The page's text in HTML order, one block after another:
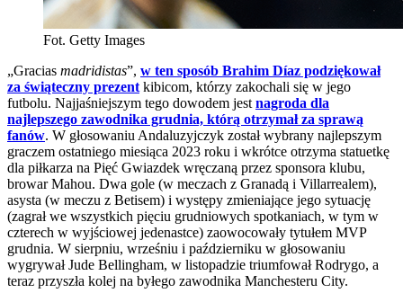
Fot. Getty Images
„Gracias madridistas”, w ten sposób Brahim Díaz podziękował
za świąteczny prezent kibicom, którzy zakochali się w jego
futbolu. Najjaśniejszym tego dowodem jest nagroda dla
najlepszego zawodnika grudnia, którą otrzymał za sprawą
fanów. W głosowaniu Andaluzyjczyk został wybrany najlepszym
graczem ostatniego miesiąca 2023 roku i wkrótce otrzyma statuetkę
dla piłkarza na Pięć Gwiazdek wręczaną przez sponsora klubu,
browar Mahou. Dwa gole (w meczach z Granadą i Villarrealem),
asysta (w meczu z Betisem) i występy zmieniające jego sytuację
(zagrał we wszystkich pięciu grudniowych spotkaniach, w tym w
czterech w wyjściowej jedenastce) zaowocowały tytułem MVP
grudnia. W sierpniu, wrześniu i październiku w głosowaniu
wygrywał Jude Bellingham, w listopadzie triumfował Rodrygo, a
teraz przyszła kolej na byłego zawodnika Manchesteru City.